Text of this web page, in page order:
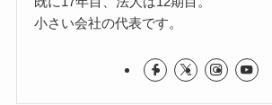
小さい会社の代表です。